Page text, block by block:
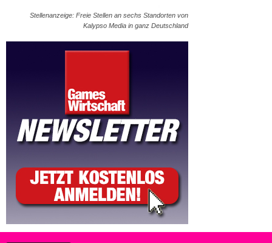
Stellenanzeige: Freie Stellen an sechs Standorten von
Kalypso Media in ganz Deutschland